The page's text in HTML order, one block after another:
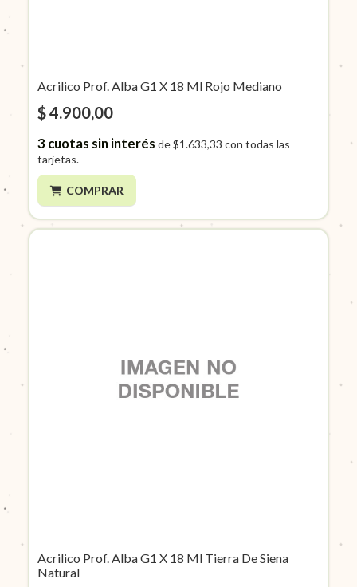
Acrilico Prof. Alba G1 X 18 Ml Rojo Mediano
$ 4.900,00
3cuotas sin interés de$1.633,33 con todas las
tarjetas.
COMPRAR
Acrilico Prof. Alba G1 X 18 Ml Tierra De Siena
Natural